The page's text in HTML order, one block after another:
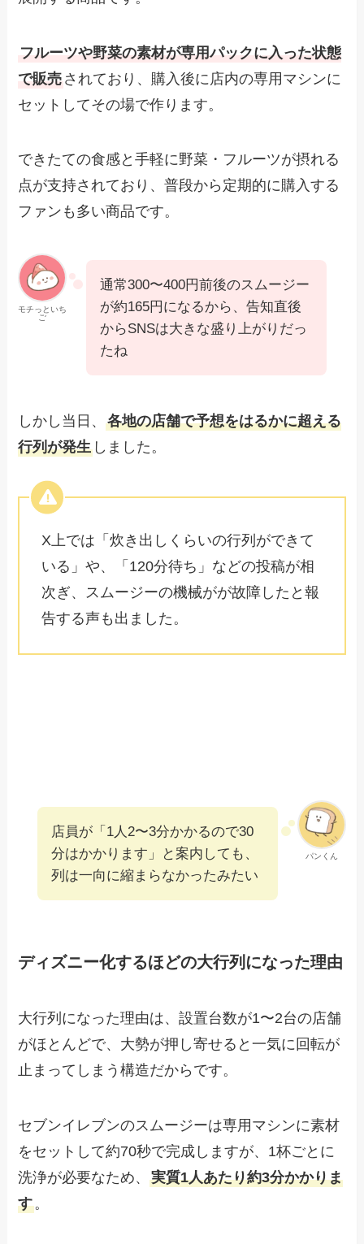
フルーツや野菜の素材が専用パックに入った状態
で販売 されており、購入後に店内の専用マシンに
セットしてその場で作ります。
できたての食感と手軽に野菜・フルーツが摂れる
点が支持されており、普段から定期的に購入する
ファンも多い商品です。
モチっといち
ご
通常300〜400円前後のスムージー
が約165円になるから、告知直後
からSNSは大きな盛り上がりだっ
たね
しかし当日、各地の店舗で予想をはるかに超える
行列が発生 しました。
X上では「炊き出しくらいの行列ができて
いる」や、「120分待ち」などの投稿が相
次ぎ、スムージーの機械がが故障したと報
告する声も出ました。
パンくん
店員が「1人2〜3分かかるので30
分はかかります」と案内しても、
列は一向に縮まらなかったみたい
ディズニー化するほどの大行列になった理由
大行列になった理由は、設置台数が1〜2台の店舗
がほとんどで、大勢が押し寄せると一気に回転が
止まってしまう構造だからです。
セブンイレブンのスムージーは専用マシンに素材
をセットして約70秒で完成しますが、1杯ごとに
洗浄が必要なため、実質1人あたり約3分かかりま
す。